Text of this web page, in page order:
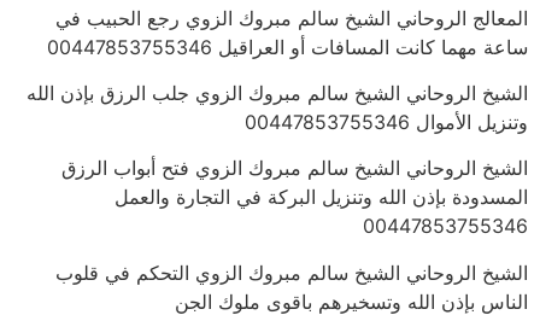
المعالج الروحاني الشيخ سالم مبروك الزوي رجع الحبيب في
ساعة مهما كانت المسافات أو العراقيل 00447853755346
الشيخ الروحاني الشيخ سالم مبروك الزوي جلب الرزق بإذن الله
وتنزيل الأموال 00447853755346
الشيخ الروحاني الشيخ سالم مبروك الزوي فتح أبواب الرزق
المسدودة بإذن الله وتنزيل البركة في التجارة والعمل
00447853755346
الشيخ الروحاني الشيخ سالم مبروك الزوي التحكم في قلوب
الناس بإذن الله وتسخيرهم باقوى ملوك الجن